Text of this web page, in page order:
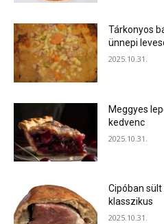
Tárkonyos
ünnepi
2025.10.31.
Meggyes
kedvenc
2025.10.31.
Cipóban
klasszikus
2025.10.31.